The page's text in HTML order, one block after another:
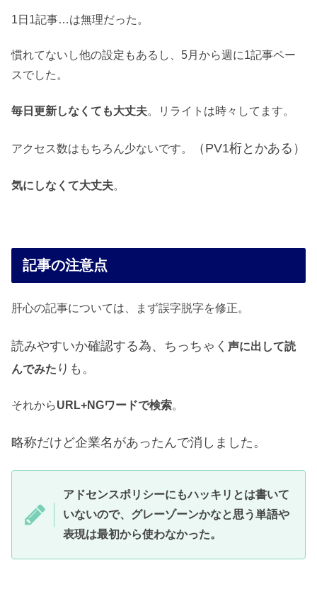
1日1記事…は無理だった。
慣れてないし他の設定もあるし、5月から週に1記事ペー
スでした。
毎日更新しなくても大丈夫。リライトは時々してます。
アクセス数はもちろん少ないです。 （PV1桁とかある）
気にしなくて大丈夫。
記事の注意点
肝心の記事については、まず誤字脱字を修正。
読みやすいか確認する為、ちっちゃく 声に出して読
んでみた りも。
それからURL+NGワードで検索。
略称だけど企業名があったんで消しました。
アドセンスポリシーにもハッキリとは書いて
いないので、グレーゾーンかなと思う単語や
表現は最初から使わなかった。